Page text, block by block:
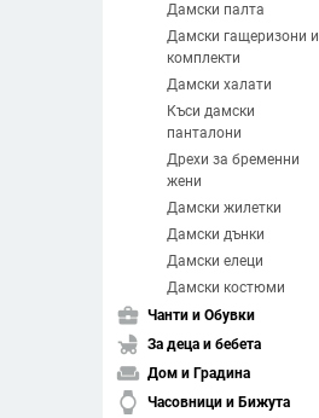
Дамски палта
Дамски гащеризони и
комплекти
Дамски халати
Къси дамски
панталони
Дрехи за бременни
жени
Дамски жилетки
Дамски дънки
Дамски елеци
Дамски костюми
business_center Чанти и Обувки
child_friendly За деца и бебета
weekend Дом и Градина
watch Часовници и Бижута